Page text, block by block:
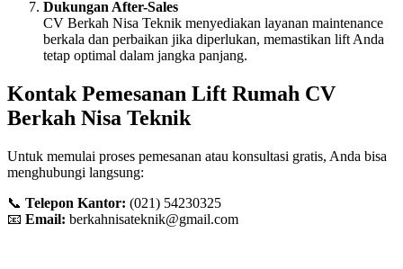
Dukungan After-Sales
CV Berkah Nisa Teknik menyediakan layanan maintenance
berkala dan perbaikan jika diperlukan, memastikan lift Anda
tetap optimal dalam jangka panjang.
Kontak Pemesanan Lift Rumah CV
Berkah Nisa Teknik
Untuk memulai proses pemesanan atau konsultasi gratis, Anda bisa
menghubungi langsung:
📞 Telepon Kantor: (021) 54230325
📧 Email: berkahnisateknik@gmail.com